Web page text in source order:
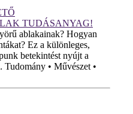
TUDÁSANYAG!
ablakainak? Hogyan
Ez a különleges,
betekintést nyújt a
• Művészet •